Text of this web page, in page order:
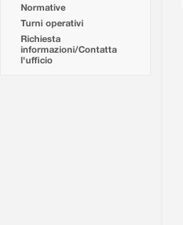
Normative
Turni operativi
Richiesta
informazioni/Contatta
l'ufficio